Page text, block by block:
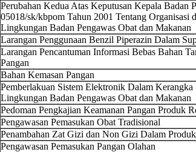
Perubahan Kedua Atas Keputusan Kepala Badan
05018/sk/kbpom Tahun 2001 Tentang Organisasi
Lingkungan Badan Pengawas Obat dan Makanan
Larangan Penggunaan Benzil Piperazin Dalam
Larangan Pencantuman Informasi Bebas Bahan
Pangan
Bahan Kemasan Pangan
Pemberlakuan Sistem Elektronik Dalam
Lingkungan Badan Pengawas Obat dan Makanan
Pedoman Pengkajian Keamanan Pangan Produk
Pengawasan Pemasukan Obat Tradisional
Penambahan Zat Gizi dan Non Gizi Dalam
Pengawasan Pemasukan Pangan Olahan